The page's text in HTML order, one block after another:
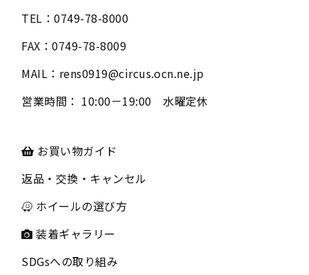
TEL：0749-78-8000
FAX：0749-78-8009
MAIL： rens0919@circus.ocn.ne.jp
営業時間： 10:00－19:00 水曜定休
お買い物ガイド
返品・交換・キャンセル
ホイールの選び方
装着ギャラリー
SDGsへの取り組み